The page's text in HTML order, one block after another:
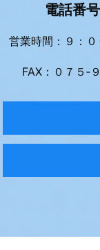
電話番
営業時間：９：
FAX：０７５‐